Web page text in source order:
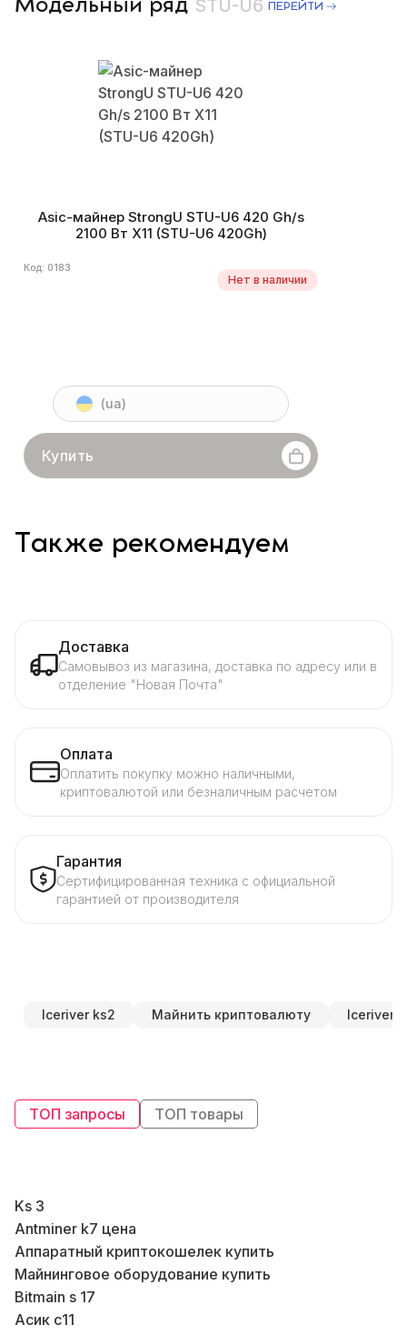
Модельный ряд STU-U6 ПЕРЕЙТИ
Asic-майнер StrongU STU-U6 420 Gh/s
2100 Вт X11 (STU-U6 420Gh)
Код: 0183
Нет в наличии
(ua)
Купить
Также рекомендуем
Доставка
Самовывоз из магазина, доставка по адресу или в
отделение "Новая Почта"
Оплата
Оплатить покупку можно наличными,
криптовалютой или безналичным расчетом
Гарантия
Сертифицированная техника с официальной
гарантией от производителя
Iceriver ks2 Майнить криптовалюту Iceriver
ТОП запросы ТОП товары
Ks 3
Antminer k7 цена
Аппаратный криптокошелек купить
Майнинговое оборудование купить
Bitmain s 17
Асик с11